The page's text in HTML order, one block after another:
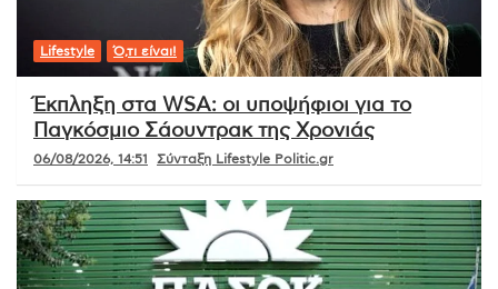
Lifestyle Ό,τι είναι!
Έκπληξη στα WSA: οι υποψήφιοι για το
Παγκόσμιο Σάουντρακ της Χρονιάς
06/08/2026, 14:51 Σύνταξη Lifestyle Politic.gr